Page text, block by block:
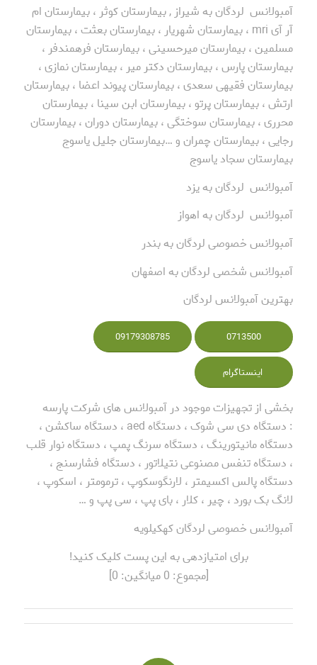
آمبولانس لردگان به شیراز , بیمارستان کوثر ، بیمارستان ام
آر آی mri ، بیمارستان شهریار ، بیمارستان بعثت ، بیمارستان
مسلمین ، بیمارستان میرحسینی ، بیمارستان فرهمندفر ،
بیمارستان پارس ، بیمارستان دکتر میر ، بیمارستان نمازی ،
بیمارستان فقیهی سعدی ، بیمارستان پیوند اعضا ، بیمارستان
ارتش ، بیمارستان پرتو ، بیمارستان ابن سینا ، بیمارستان
محرری ، بیمارستان سوختگی ، بیمارستان دوران ، بیمارستان
رجایی ، بیمارستان چمران و …بیمارستان جلیل یاسوج
بیمارستان سجاد یاسوج
آمبولانس لردگان به یزد
آمبولانس لردگان به اهواز
آمبولانس خصوصی لردگان به بندر
آمبولانس شخصی لردگان به اصفهان
بهترین آمبولانس لردگان
0713500
09179308785
اینستاگرام
بخشی از تجهیزات موجود در آمبولانس های شرکت پارسه
: دستگاه دی سی شوک ، دستگاه aed ، دستگاه ساکشن ،
دستگاه مانیتورینگ ، دستگاه سرنگ پمپ ، دستگاه نوار قلب
، دستگاه تنفس مصنوعی نتیلاتور ، دستگاه فشارسنج ،
دستگاه پالس اکسیمتر ، لارنگوسکوپ ، ترمومتر ، اسکوپ ،
لانگ بک بورد ، چیر ، کلار ، بای پپ ، سی پپ و …
آمبولانس خصوصی لردگان کهکیلویه
برای امتیازدهی به این پست کلیک کنید!
[مجموع: 0میانگین: 0
]